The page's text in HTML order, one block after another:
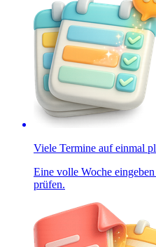
Viele Termine auf einmal
Eine volle Woche
prüfen.